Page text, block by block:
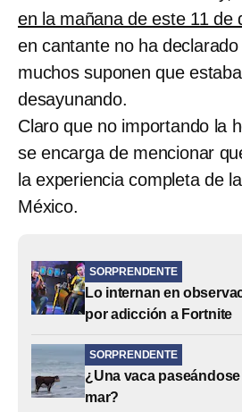
en la mañana de este 11 de
en cantante no ha
muchos suponen que
desayunando.
Claro que no importando la
se encarga de mencionar
la experiencia completa de
México.
SORPRENDENTE
Lo internan en
por adicción a Fortnite
SORPRENDENTE
¿Una vaca paseándose
mar?